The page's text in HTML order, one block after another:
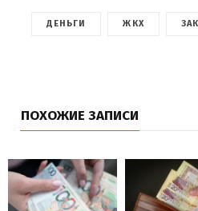
ДЕНЬГИ ЖКХ
ПОХОЖИЕ ЗАПИСИ